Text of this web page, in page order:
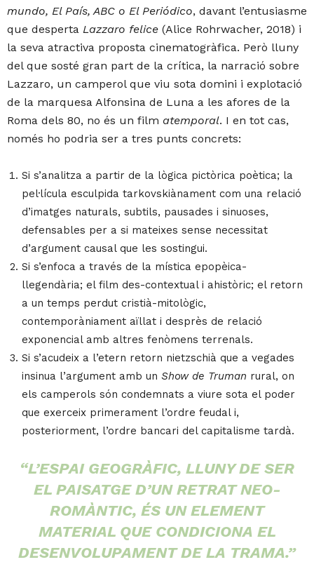
mundo, El País, ABC o El Periódico, davant l’entusiasme
que desperta Lazzaro felice (Alice Rohrwacher, 2018) i
la seva atractiva proposta cinematogràfica. Però lluny
del que sosté gran part de la crítica, la narració sobre
Lazzaro, un camperol que viu sota domini i explotació
de la marquesa Alfonsina de Luna a les afores de la
Roma dels 80, no és un film atemporal. I en tot cas,
només ho podria ser a tres punts concrets:
Si s’analitza a partir de la lògica pictòrica poètica; la
pel·lícula esculpida tarkovskiànament com una relació
d’imatges naturals, subtils, pausades i sinuoses,
defensables per a si mateixes sense necessitat
d’argument causal que les sostingui.
Si s’enfoca a través de la mística epopèica-
llegendària; el film des-contextual i ahistòric; el retorn
a un temps perdut cristià-mitològic,
contemporàniament aïllat i desprès de relació
exponencial amb altres fenòmens terrenals.
Si s’acudeix a l’etern retorn nietzschià que a vegades
insinua l’argument amb un Show de Truman rural, on
els camperols són condemnats a viure sota el poder
que exerceix primerament l’ordre feudal i,
posteriorment, l’ordre bancari del capitalisme tardà.
“L’ESPAI GEOGRÀFIC, LLUNY DE SER
EL PAISATGE D’UN RETRAT NEO-
ROMÀNTIC, ÉS UN ELEMENT
MATERIAL QUE CONDICIONA EL
DESENVOLUPAMENT DE LA TRAMA.”